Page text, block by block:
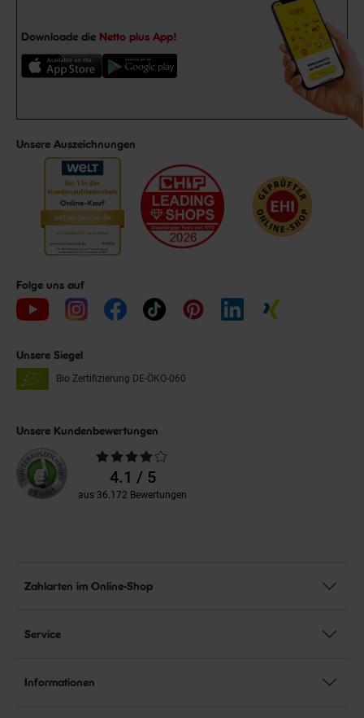
Downloade die Netto plus App!
Unsere Auszeichnungen
Folge uns auf
Unsere Siegel
Bio Zertifizierung DE-ÖKO-060
Unsere Kundenbewertungen
Durchschnittliche
Bewertungen4.1 / 5
aus 36.172 Bewertungen
Zahlarten im Online-Shop
Service
Informationen